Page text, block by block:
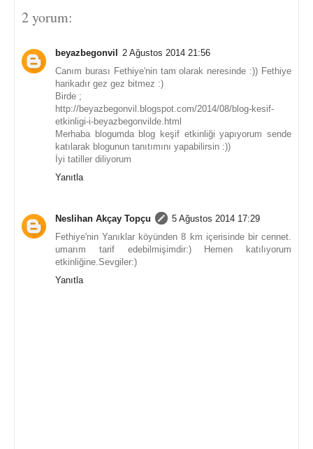
2 yorum:
beyazbegonvil
2 Ağustos 2014 21:56
Canım burası Fethiye'nin tam olarak neresinde :)) Fethiye
harikadır gez gez bitmez :)
Birde ;
http://beyazbegonvil.blogspot.com/2014/08/blog-kesif-
etkinligi-i-beyazbegonvilde.html
Merhaba blogumda blog keşif etkinliği yapıyorum sende
katılarak blogunun tanıtımını yapabilirsin :))
İyi tatiller diliyorum
Yanıtla
Neslihan Akçay Topçu
5 Ağustos 2014 17:29
Fethiye'nin Yanıklar köyünden 8 km içerisinde bir cennet.
umarım tarif edebilmişimdir:) Hemen katılıyorum
etkinliğine.Sevgiler:)
Yanıtla